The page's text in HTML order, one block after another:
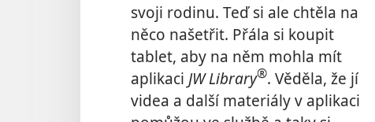
svoji rodinu. Teď si ale chtěla na
něco našetřit. Přála si koupit
tablet, aby na něm mohla mít
aplikaci JW Library®. Věděla, že jí
videa a další materiály v aplikaci